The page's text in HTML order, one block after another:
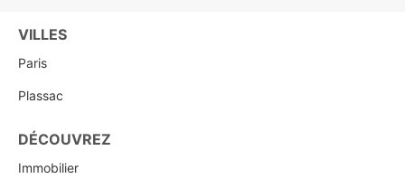
VILLES
Paris
Plassac
DÉCOUVREZ
Immobilier